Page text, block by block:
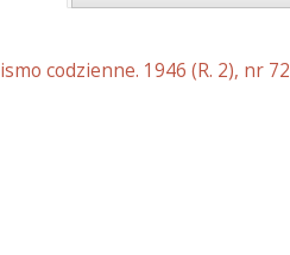
codzienne. 1946 (R. 2), nr 72